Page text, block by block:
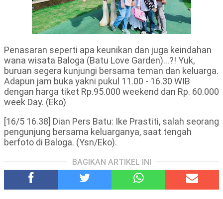
Penasaran seperti apa keunikan dan juga keindahan
wana wisata Baloga (Batu Love Garden)...?! Yuk,
buruan segera kunjungi bersama teman dan keluarga.
Adapun jam buka yakni pukul 11.00 - 16.30 WIB
dengan harga tiket Rp.95.000 weekend dan Rp. 60.000
week Day. (Eko)
[16/5 16.38] Dian Pers Batu: Ike Prastiti, salah seorang
pengunjung bersama keluarganya, saat tengah
berfoto di Baloga. (Ysn/Eko).
BAGIKAN ARTIKEL INI